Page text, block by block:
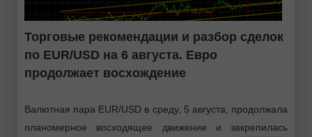
Торговые рекомендации и разбор сделок
по EUR/USD на 6 августа. Евро
продолжает восхождение
Валютная пара EUR/USD в среду, 5 августа, продолжала
планомерное восходящее движение и закрепилась